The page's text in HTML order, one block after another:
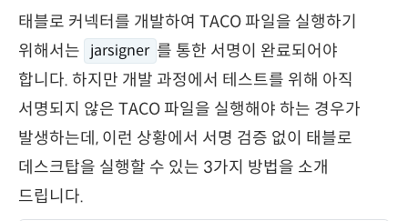
태블로 커넥터를 개발하여 TACO 파일을 실행하기
위해서는
jarsigner 를 통한 서명이 완료되어야
합니다. 하지만 개발 과정에서 테스트를 위해 아직
서명되지 않은 TACO 파일을 실행해야 하는 경우가
발생하는데, 이런 상황에서 서명 검증 없이 태블로
데스크탑을 실행할 수 있는 3가지 방법을 소개
드립니다.